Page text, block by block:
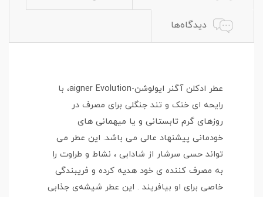
دیدگاه‌ها
عطر ادکلن آگنر ایولوشن-aigner Evolution، با
رایحه ای خنک و تند جنگلی برای مصرف در
روزهای گرم تابستانی و یا میهمانی های
خودمانی پیشنهاد عالی می باشد. این عطر می
تواند حسی سرشار از شادابی ، نشاط و طراوت را
به مصرف کننده ی خود هدیه کرده و فریبندگی
خاصی برای او بیافریند . این عطر شیشه‌ی جذابی